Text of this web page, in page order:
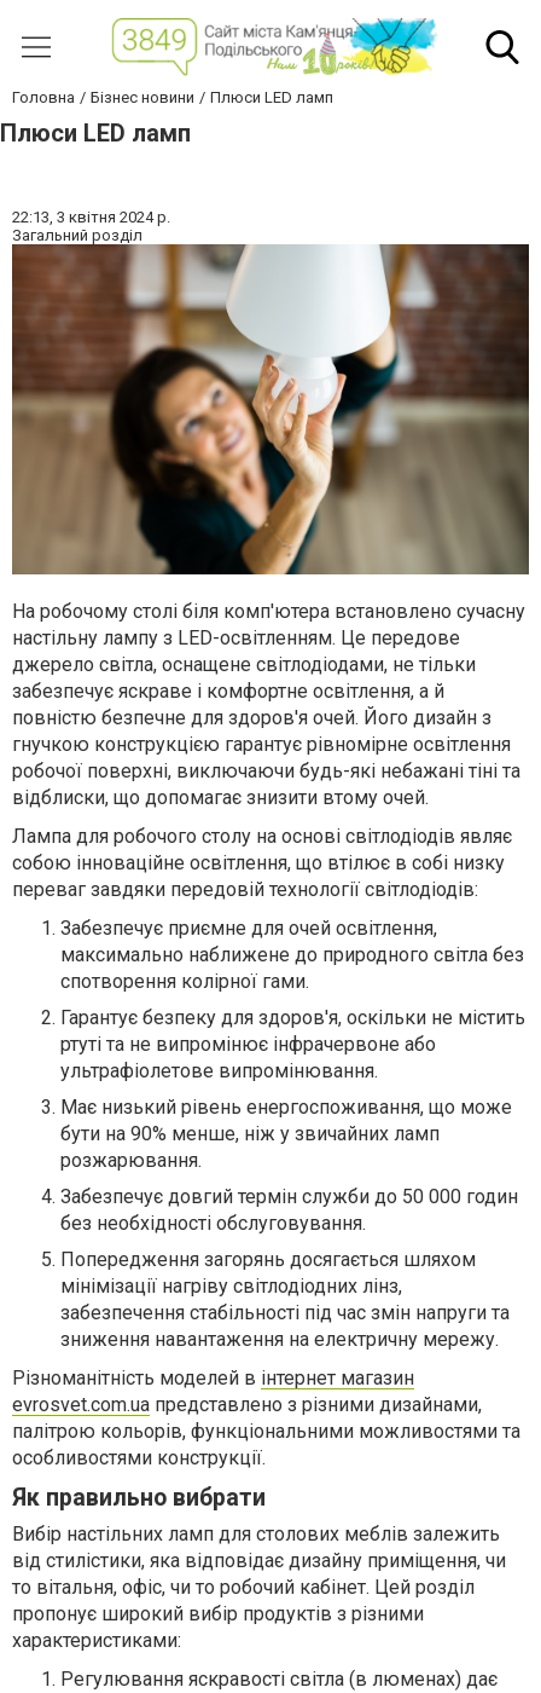
Головна Бізнес новини Плюси LED ламп
Плюси LED ламп
22:13, 3 квітня 2024 р.
Загальний розділ
На робочому столі біля комп'ютера встановлено сучасну
настільну лампу з LED-освітленням. Це передове
джерело світла, оснащене світлодіодами, не тільки
забезпечує яскраве і комфортне освітлення, а й
повністю безпечне для здоров'я очей. Його дизайн з
гнучкою конструкцією гарантує рівномірне освітлення
робочої поверхні, виключаючи будь-які небажані тіні та
відблиски, що допомагає знизити втому очей.
Лампа для робочого столу на основі світлодіодів являє
собою інноваційне освітлення, що втілює в собі низку
переваг завдяки передовій технології світлодіодів:
Забезпечує приємне для очей освітлення,
максимально наближене до природного світла без
спотворення колірної гами.
Гарантує безпеку для здоров'я, оскільки не містить
ртуті та не випромінює інфрачервоне або
ультрафіолетове випромінювання.
Має низький рівень енергоспоживання, що може
бути на 90% менше, ніж у звичайних ламп
розжарювання.
Забезпечує довгий термін служби до 50 000 годин
без необхідності обслуговування.
Попередження загорянь досягається шляхом
мінімізації нагріву світлодіодних лінз,
забезпечення стабільності під час змін напруги та
зниження навантаження на електричну мережу.
Різноманітність моделей в інтернет магазин
evrosvet.com.ua представлено з різними дизайнами,
палітрою кольорів, функціональними можливостями та
особливостями конструкції.
Як правильно вибрати
Вибір настільних ламп для столових меблів залежить
від стилістики, яка відповідає дизайну приміщення, чи
то вітальня, офіс, чи то робочий кабінет. Цей розділ
пропонує широкий вибір продуктів з різними
характеристиками:
Регулювання яскравості світла (в люменах) дає